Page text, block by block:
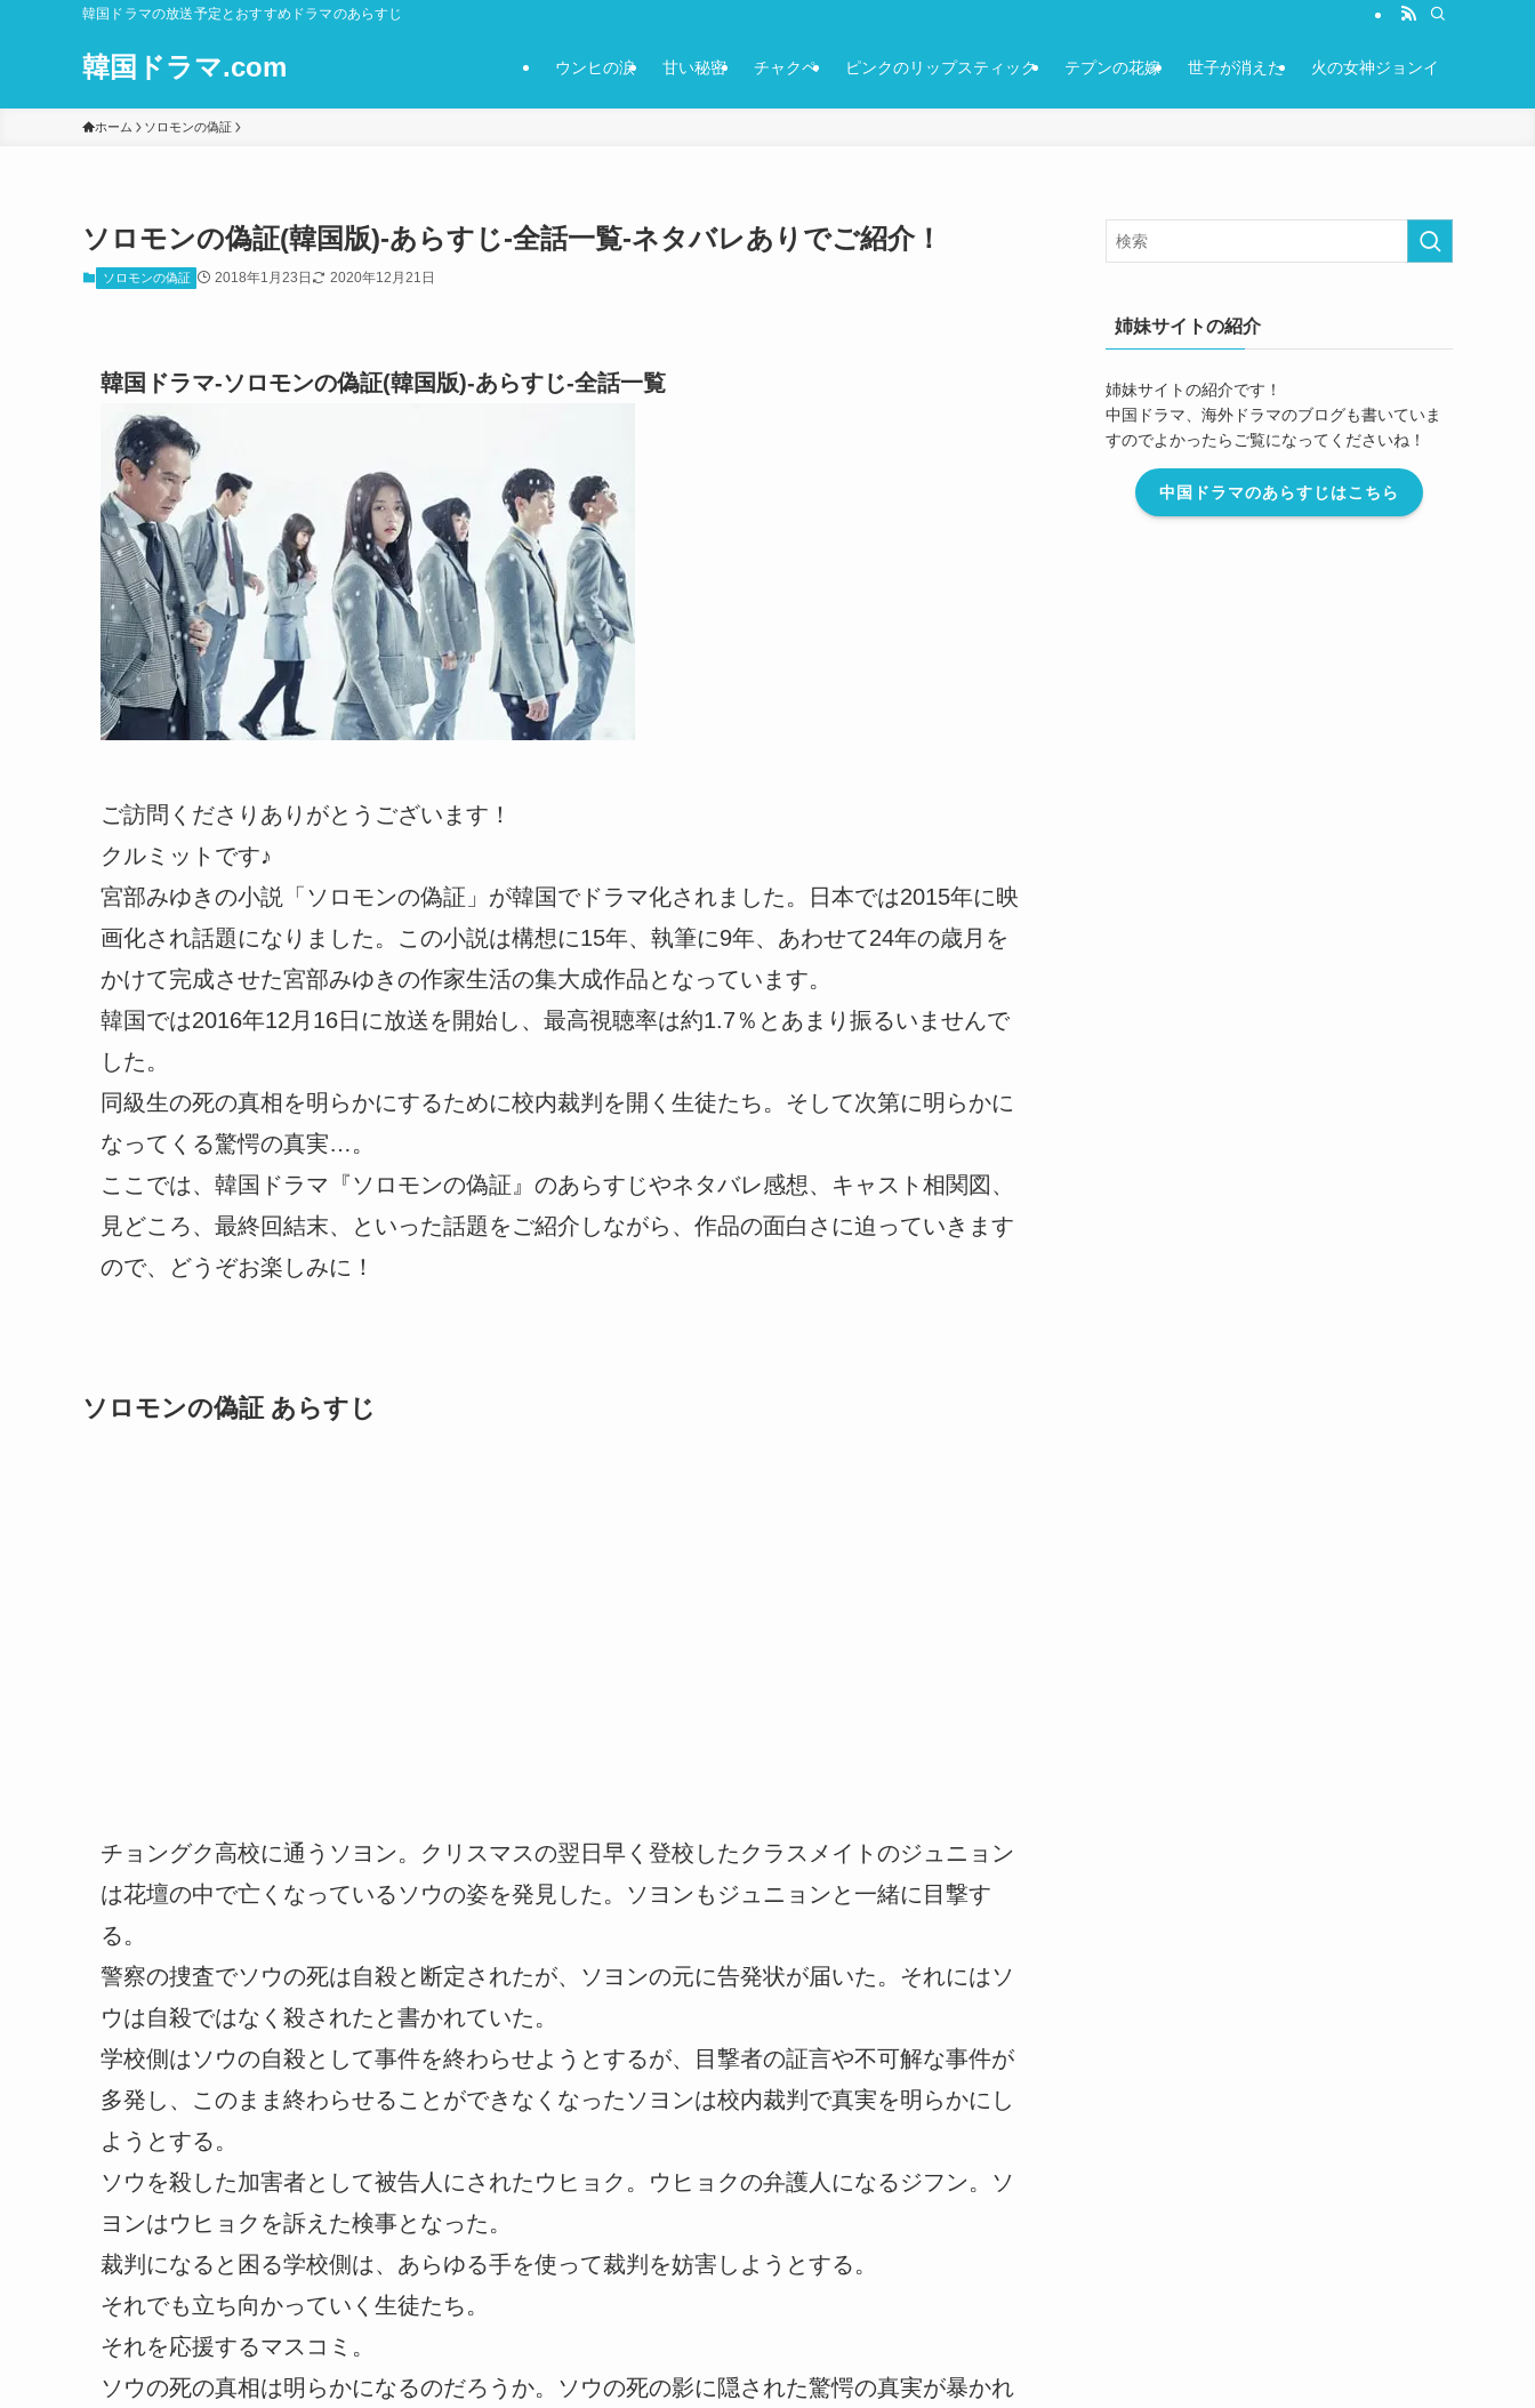
韓国ドラマの放送予定とおすすめドラマのあらすじ
韓国ドラマ.com ウンヒの涙 甘い秘密 チャクペ ピンクのリップスティック テプンの花嫁 世子が消えた 火の女神ジョンイ
ホーム ソロモンの偽証
ソロモンの偽証(韓国版)-あらすじ-全話一覧-ネタバレありでご紹介！
ソロモンの偽証 2018年1月23日 2020年12月21日
韓国ドラマ-ソロモンの偽証(韓国版)-あらすじ-全話一覧
ご訪問くださりありがとうございます！
クルミットです♪
宮部みゆきの小説「ソロモンの偽証」が韓国でドラマ化されました。日本では2015年に映
画化され話題になりました。この小説は構想に15年、執筆に9年、あわせて24年の歳月を
かけて完成させた宮部みゆきの作家生活の集大成作品となっています。
韓国では2016年12月16日に放送を開始し、最高視聴率は約1.7％とあまり振るいませんで
した。
同級生の死の真相を明らかにするために校内裁判を開く生徒たち。そして次第に明らかに
なってくる驚愕の真実…。
ここでは、韓国ドラマ『ソロモンの偽証』のあらすじやネタバレ感想、キャスト相関図、
見どころ、最終回結末、といった話題をご紹介しながら、作品の面白さに迫っていきます
ので、どうぞお楽しみに！
ソロモンの偽証 あらすじ
チョングク高校に通うソヨン。クリスマスの翌日早く登校したクラスメイトのジュニョン
は花壇の中で亡くなっているソウの姿を発見した。ソヨンもジュニョンと一緒に目撃す
る。
警察の捜査でソウの死は自殺と断定されたが、ソヨンの元に告発状が届いた。それにはソ
ウは自殺ではなく殺されたと書かれていた。
学校側はソウの自殺として事件を終わらせようとするが、目撃者の証言や不可解な事件が
多発し、このまま終わらせることができなくなったソヨンは校内裁判で真実を明らかにし
ようとする。
ソウを殺した加害者として被告人にされたウヒョク。ウヒョクの弁護人になるジフン。ソ
ヨンはウヒョクを訴えた検事となった。
裁判になると困る学校側は、あらゆる手を使って裁判を妨害しようとする。
それでも立ち向かっていく生徒たち。
それを応援するマスコミ。
ソウの死の真相は明らかになるのだろうか。ソウの死の影に隠された驚愕の真実が暴かれ
姉妹サイトの紹介
姉妹サイトの紹介です！
中国ドラマ、海外ドラマのブログも書いていま
すのでよかったらご覧になってくださいね！
中国ドラマのあらすじはこちら